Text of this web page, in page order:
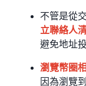
不管是從
立聯絡人
避免地址
瀏覽幣圈
因為瀏覽